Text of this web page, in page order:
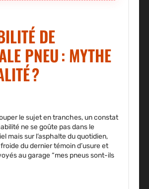
DE
PNEU : MYTHE
?
le sujet en tranches, un constat
ne se goûte pas dans le
mais sur l’asphalte du quotidien,
du dernier témoin d’usure et
au garage “mes pneus sont-ils